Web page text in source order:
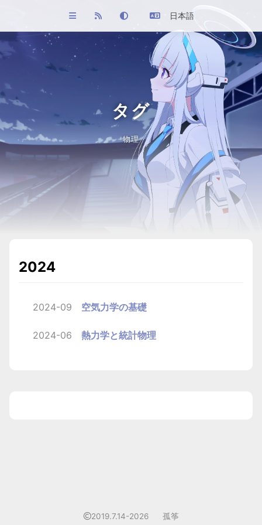
日本語
タグ
物理
2024
2024-09 空気力学の基礎
2024-06 熱力学と統計物理
2019.7.14-2026 孤筝